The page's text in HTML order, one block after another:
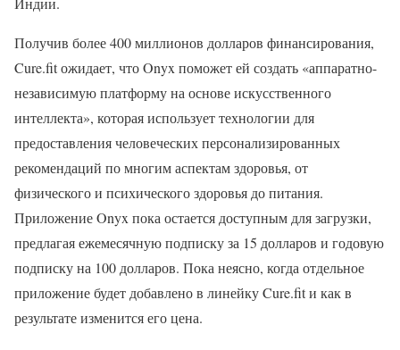
Получив более 400 миллионов долларов финансирования,
Cure.fit ожидает, что Onyx поможет ей создать «аппаратно-
независимую платформу на основе искусственного
интеллекта», которая использует технологии для
предоставления человеческих персонализированных
рекомендаций по многим аспектам здоровья, от
физического и психического здоровья до питания.
Приложение Onyx пока остается доступным для загрузки,
предлагая ежемесячную подписку за 15 долларов и годовую
подписку на 100 долларов. Пока неясно, когда отдельное
приложение будет добавлено в линейку Cure.fit и как в
результате изменится его цена.